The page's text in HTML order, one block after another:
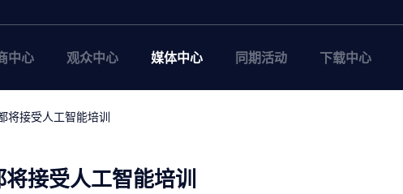
中心 观众中心 媒体中心 同期活动 下载中心
将接受人工智能培训
接受人工智能培训